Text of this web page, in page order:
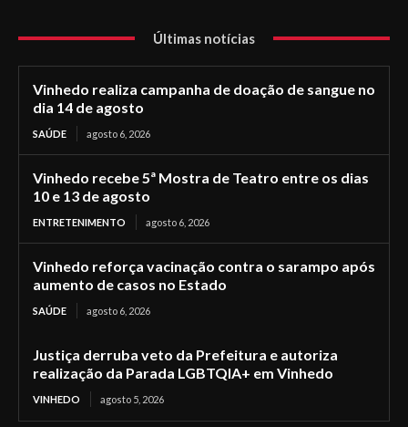
Últimas notícias
Vinhedo realiza campanha de doação de sangue no
dia 14 de agosto
SAÚDE agosto 6, 2026
Vinhedo recebe 5ª Mostra de Teatro entre os dias
10 e 13 de agosto
ENTRETENIMENTO agosto 6, 2026
Vinhedo reforça vacinação contra o sarampo após
aumento de casos no Estado
SAÚDE agosto 6, 2026
Justiça derruba veto da Prefeitura e autoriza
realização da Parada LGBTQIA+ em Vinhedo
VINHEDO agosto 5, 2026